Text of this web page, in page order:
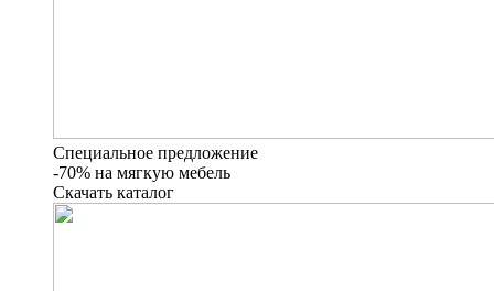
Специальное предложение
-70% на мягкую мебель
Скачать каталог